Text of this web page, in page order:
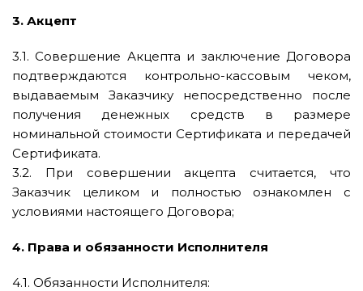
3. Акцепт
3.1. Совершение Акцепта и заключение Договора
подтверждаются контрольно-кассовым чеком,
выдаваемым Заказчику непосредственно после
получения денежных средств в размере
номинальной стоимости Сертификата и передачей
Сертификата.
3.2. При совершении акцепта считается, что
Заказчик целиком и полностью ознакомлен с
условиями настоящего Договора;
4. Права и обязанности Исполнителя
4.1. Обязанности Исполнителя: